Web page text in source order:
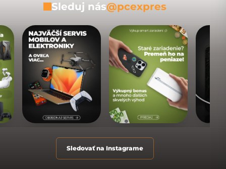
Sleduj nás@pcexpres
Sledovať na Instagrame